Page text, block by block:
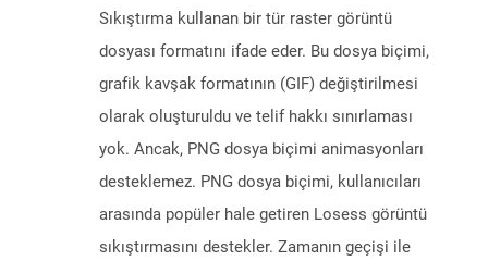
Sıkıştırma kullanan bir tür raster görüntü
dosyası formatını ifade eder. Bu dosya biçimi,
grafik kavşak formatının (GIF) değiştirilmesi
olarak oluşturuldu ve telif hakkı sınırlaması
yok. Ancak, PNG dosya biçimi animasyonları
desteklemez. PNG dosya biçimi, kullanıcıları
arasında popüler hale getiren Losess görüntü
sıkıştırmasını destekler. Zamanın geçişi ile